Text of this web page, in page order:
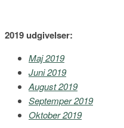
2019 udgivelser:
Maj 2019
Juni 2019
August 2019
Septemper 2019
Oktober 2019